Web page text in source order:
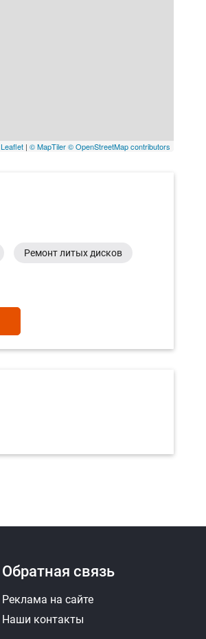
Leaflet | © MapTiler© OpenStreetMap contributors
Ремонт литых дисков
Обратная связь
Реклама на сайте
Наши контакты